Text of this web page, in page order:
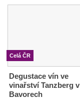
Celá ČR
Degustace vín ve
vinařství Tanzberg v
Bavorech